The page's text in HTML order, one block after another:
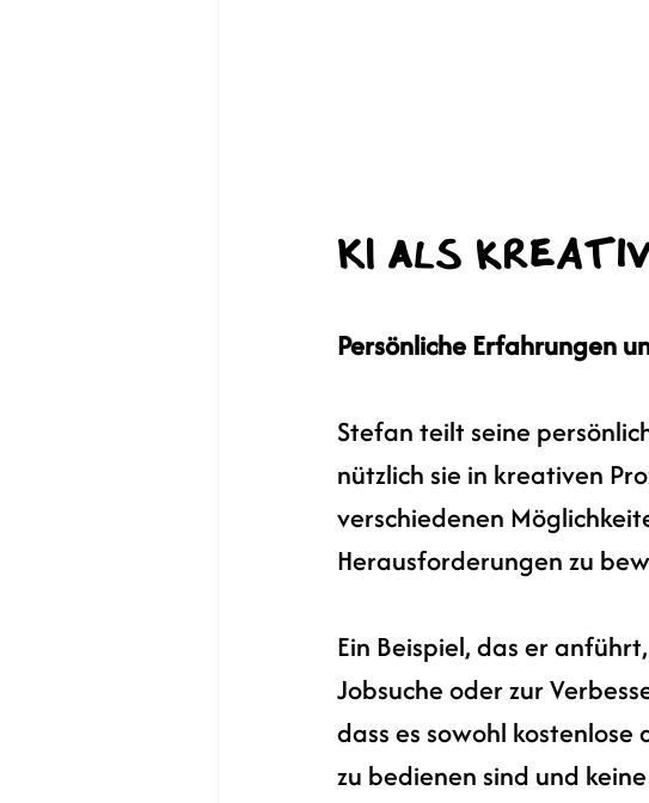
KI als
Persönliche Erfahrungen
Stefan teilt seine
nützlich sie in kreativen
verschiedenen
Herausforderungen zu
Ein Beispiel, das er
Jobsuche oder zur
dass es sowohl
zu bedienen sind und